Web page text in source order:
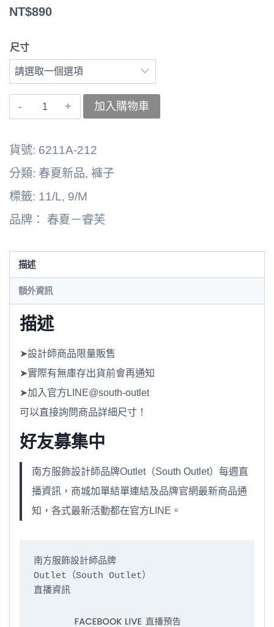
NT$890
尺寸
〚睿
子
6262164-
6178B
量
加入購物車
貨號: 6211A-212
分類: 春夏新品, 褲子
標籤: 11/L, 9/M
品牌： 春夏－睿芙
描述
額外資訊
描述
➤設計師商品限量販售
➤實際有無庫存出貨前會再通知
➤加入官方LINE@south-outlet
可以直接詢問商品詳細尺寸！
好友募集中
南方服飾設計師品牌Outlet（South Outlet）每週直
播資訊，商城加單結單連結及品牌官網最新商品通
知，各式最新活動都在官方LINE。
南方服飾設計師品牌
Outlet（South Outlet）
直播資訊